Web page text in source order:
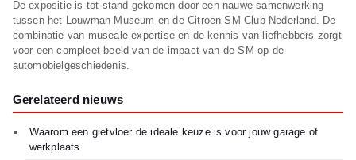
De expositie is tot stand gekomen door een nauwe samenwerking
tussen het Louwman Museum en de Citroën SM Club Nederland. De
combinatie van museale expertise en de kennis van liefhebbers zorgt
voor een compleet beeld van de impact van de SM op de
automobielgeschiedenis.
Gerelateerd nieuws
Waarom een gietvloer de ideale keuze is voor jouw garage of
werkplaats